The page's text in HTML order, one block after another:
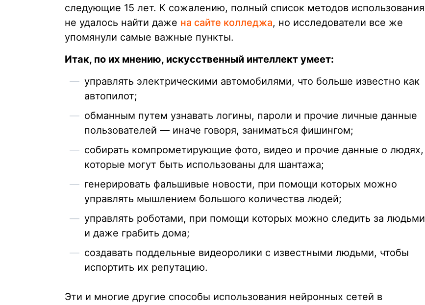
следующие 15 лет. К сожалению, полный список методов использования
не удалось найти даже на сайте колледжа, но исследователи все же
упомянули самые важные пункты.
Итак, по их мнению, искусственный интеллект умеет:
управлять электрическими автомобилями, что больше известно как
автопилот;
обманным путем узнавать логины, пароли и прочие личные данные
пользователей — иначе говоря, заниматься фишингом;
собирать компрометирующие фото, видео и прочие данные о людях,
которые могут быть использованы для шантажа;
генерировать фальшивые новости, при помощи которых можно
управлять мышлением большого количества людей;
управлять роботами, при помощи которых можно следить за людьми
и даже грабить дома;
создавать поддельные видеоролики с известными людьми, чтобы
испортить их репутацию.
Эти и многие другие способы использования нейронных сетей в